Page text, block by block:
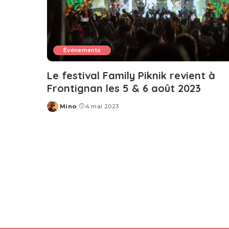
Événements
Le festival Family Piknik revient à
Frontignan les 5 & 6 août 2023
Posted
Mino 4 mai 2023